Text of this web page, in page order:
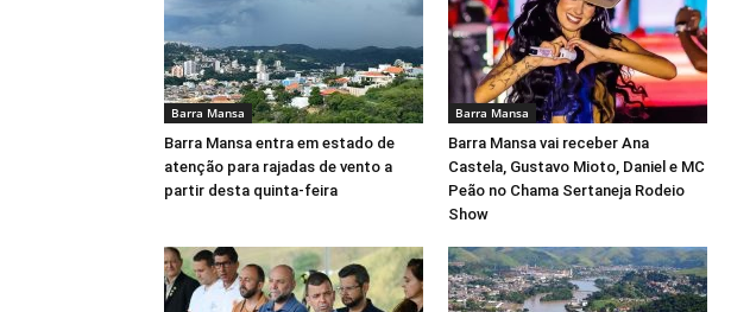
Barra Mansa
Barra Mansa entra em estado de
atenção para rajadas de vento a
partir desta quinta-feira
Barra Mansa
Barra Mansa vai receber Ana
Castela, Gustavo Mioto, Daniel e MC
Peão no Chama Sertaneja Rodeio
Show